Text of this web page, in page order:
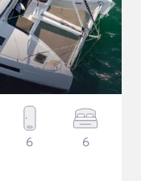
6 6